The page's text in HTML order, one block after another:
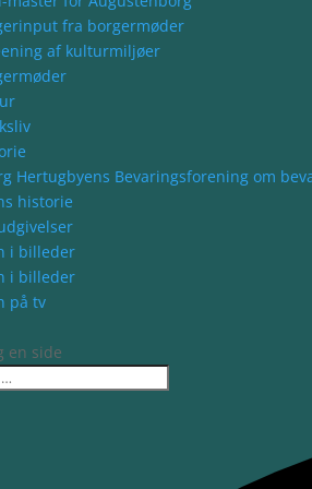
fra borgermøder
af kulturmiljøer
Hertugbyens Bevaringsforening om
historie
i billeder
i billeder
på tv
en side